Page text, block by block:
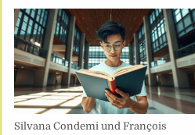
Silvana Condemi und François